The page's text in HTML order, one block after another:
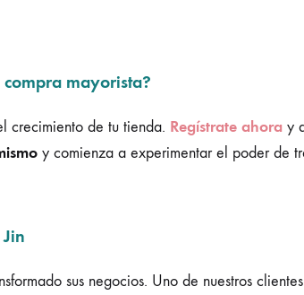
mayorista?
crecimiento de tu tienda. Regístrate ahora y
y comienza a experimentar el poder de
sus negocios. Uno de nuestros